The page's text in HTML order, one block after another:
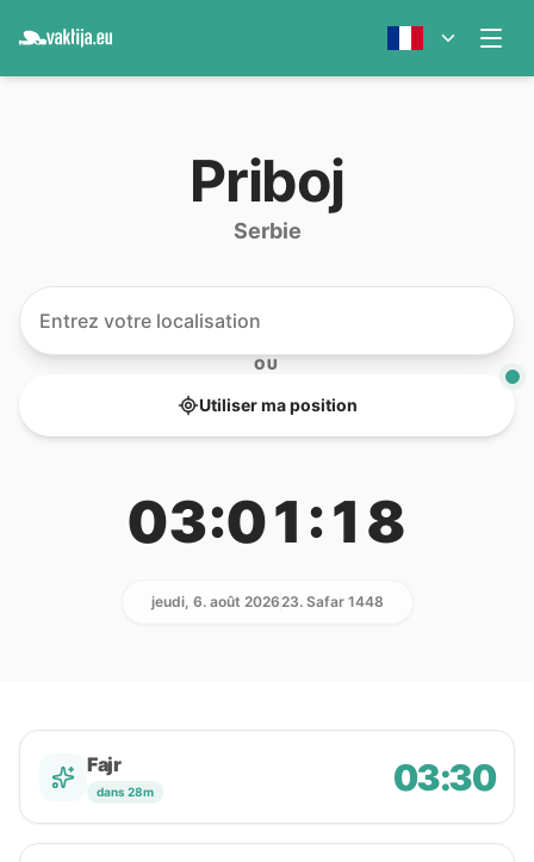
Priboj
Serbie
OU
Utiliser ma position
03:01:18
jeudi, 6. août 202623. Safar 1448
Fajr
dans 28m 03:30